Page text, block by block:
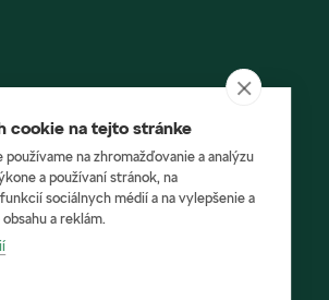
cookie na tejto stránke
na zhromažďovanie a analýzu
a používaní stránok, na
sociálnych médií a na vylepšenie a
a reklám.